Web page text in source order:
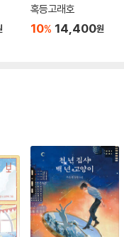
혹등고래호
10% 14,400원